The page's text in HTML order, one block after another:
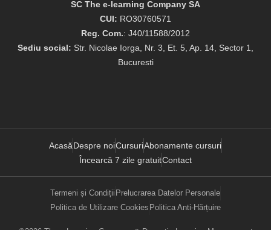
SC The e-learning Company SA
CUI: RO30760571
Reg. Com.: J40/11588/2012
Sediu social: Str. Nicolae Iorga, Nr. 3, Et. 5, Ap. 14, Sector 1,
Bucuresti
AcasăDespre noiCursuriAbonamente cursuri
Încearcă 7 zile gratuitContact
Termeni și Condiții Prelucrarea Datelor Personale
Politica de Utilizare Cookies Politica Anti-Hărțuire